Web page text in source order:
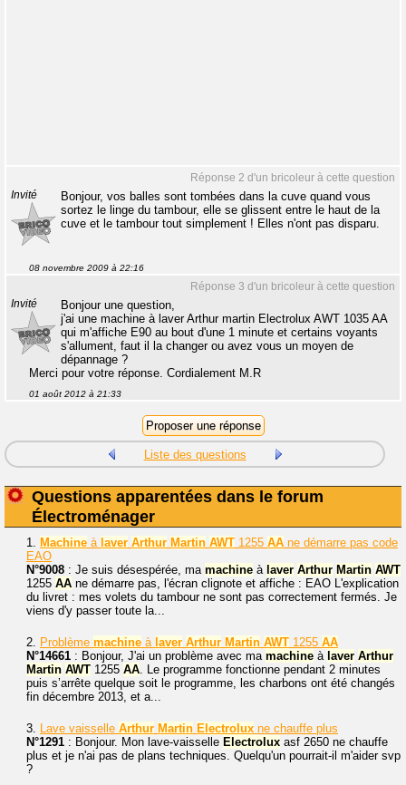
Réponse 2 d'un bricoleur à cette question
Invité
Bonjour, vos balles sont tombées dans la cuve quand vous
sortez le linge du tambour, elle se glissent entre le haut de la
cuve et le tambour tout simplement ! Elles n'ont pas disparu.
08 novembre 2009 à 22:16
Réponse 3 d'un bricoleur à cette question
Invité
Bonjour une question,
j'ai une machine à laver Arthur martin Electrolux AWT 1035 AA
qui m'affiche E90 au bout d'une 1 minute et certains voyants
s'allument, faut il la changer ou avez vous un moyen de
dépannage ?
Merci pour votre réponse. Cordialement M.R
01 août 2012 à 21:33
Liste des questions
Questions apparentées dans le forum
Électroménager
1. Machine à laver Arthur Martin AWT 1255 AA ne démarre pas code
EAO
N°9008 : Je suis désespérée, ma machine à laver Arthur Martin AWT
1255 AA ne démarre pas, l'écran clignote et affiche : EAO L'explication
du livret : mes volets du tambour ne sont pas correctement fermés. Je
viens d'y passer toute la...
2. Problème machine à laver Arthur Martin AWT 1255 AA
N°14661 : Bonjour, J'ai un problème avec ma machine à laver Arthur
Martin AWT 1255 AA. Le programme fonctionne pendant 2 minutes
puis s’arrête quelque soit le programme, les charbons ont été changés
fin décembre 2013, et a...
3. Lave vaisselle Arthur Martin Electrolux ne chauffe plus
N°1291 : Bonjour. Mon lave-vaisselle Electrolux asf 2650 ne chauffe
plus et je n'ai pas de plans techniques. Quelqu'un pourrait-il m'aider svp
?